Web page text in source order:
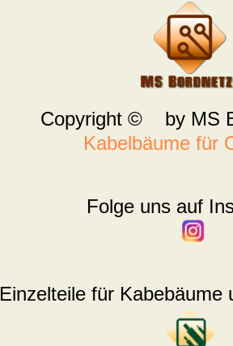
Copyright © by MS
Kabelbäume für
Folge uns auf
Einzelteile für Kabebäume